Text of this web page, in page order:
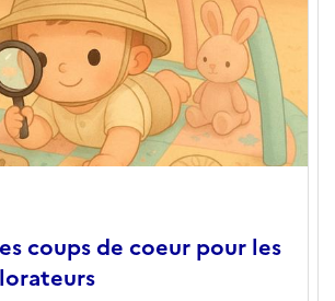
coups de coeur pour les